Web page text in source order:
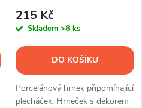
215 Kč
Skladem >8 ks
DO KOŠÍKU
Porcelánový hrnek připomínající
plecháček. Hrneček s dekorem